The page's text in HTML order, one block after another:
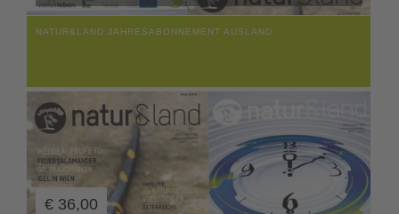
NATUR&LAND JAHRESABONNEMENT AUSLAND
€ 36,00